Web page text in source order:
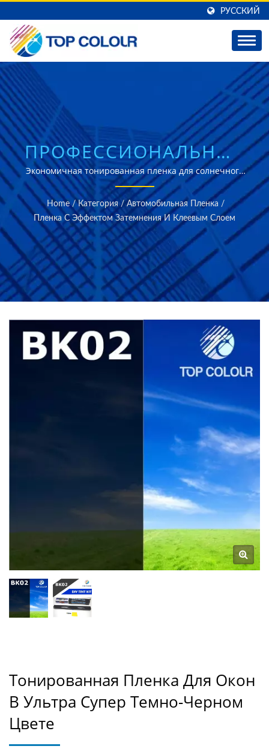
РУССКИЙ
ПРОФЕССИОНАЛЬНЫЕ
РЕШЕНИЯ ПО
ТОНИРОВАНИЮ ОКОН
ДЛЯ АВТОМОБИЛЬНЫХ
ПРИЛОЖЕНИЙ
Экономичная тонированная пленка для солнечного
контроля в ультра темном черном цвете с более чем
40-летним опытом производства и прямыми ценами
от завода.
Home / Категория / Автомобильная Пленка /
Пленка С Эффектом Затемнения И Клеевым Слоем
Тонированная Пленка Для Окон
В Ультра Супер Темно-Черном
Цвете